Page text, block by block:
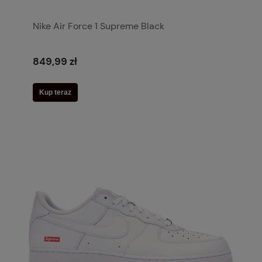
Nike Air Force 1 Supreme Black
849,99 zł
Kup teraz